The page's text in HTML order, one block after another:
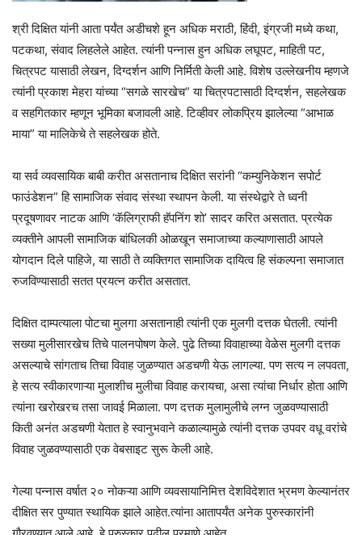
श्री दिक्षित यांनी आता पर्यंत अडीचशे हून अधिक मराठी, हिंदी, इंग्रजी मध्ये कथा,
पटकथा, संवाद लिहलेले आहेत. त्यांनी पन्नास हुन अधिक लघूपट, माहिती पट,
चित्रपट यासाठी लेखन, दिग्दर्शन आणि निर्मिती केली आहे. विशेष उल्लेखनीय म्हणजे
त्यांनी प्रकाश मेहरा यांच्या “सगळे सारखेच” या चित्रपटासाठी दिग्दर्शन, सहलेखक
व सहगितकार म्हणून भूमिका बजावली आहे. टिव्हीवर लोकप्रिय झालेल्या “आभाळ
माया” या मालिकेचे ते सहलेखक होते.
या सर्व व्यवसायिक बाबी करीत असतानाच दिक्षित सरांनी “कम्युनिकेशन सपोर्ट
फाउंडेशन” हि सामाजिक संवाद संस्था स्थापन केली. या संस्थेद्वारे ते ध्वनी
प्रदूषणावर नाटक आणि ‘कॅलिग्राफी हॅपनिंग शो’ सादर करित असतात. प्रत्येक
व्यक्तीने आपली सामाजिक बांधिलकी ओळखून समाजाच्या कल्याणासाठी आपले
योगदान दिले पाहिजे, या साठी ते व्यक्तिगत सामाजिक दायित्व हि संकल्पना समाजात
रुजविण्यासाठी सतत प्रयत्न करीत असतात.
दिक्षित दाम्पत्याला पोटचा मुलगा असतानाही त्यांनी एक मुलगी दत्तक घेतली. त्यांनी
सख्या मुलीसारखेच तिचे पालनपोषण केले. पुढे तिच्या विवाहाच्या वेळेस मुलगी दत्तक
असल्याचे सांगताच तिचा विवाह जुळण्यात अडचणी येऊ लागल्या. पण सत्य न लपवता,
हे सत्य स्वीकारणाऱ्या मुलाशीच मुलीचा विवाह करायचा, असा त्यांचा निर्धार होता आणि
त्यांना खरोखरच तसा जावई मिळाला. पण दत्तक मुलामुलीचे लग्न जुळवण्यासाठी
किती अनंत अडचणी येतात हे स्वानुभवाने कळाल्यामुळे त्यांनी दत्तक उपवर वधू वरांचे
विवाह जुळवण्यासाठी एक वेबसाइट सुरू केली आहे.
गेल्या पन्नास वर्षात २० नोकऱ्या आणि व्यवसायानिमित्त देशविदेशात भ्रमण केल्यानंतर
दीक्षित सर पुण्यात स्थायिक झाले आहेत.त्यांना आतापर्यंत अनेक पुरुस्कारांनी